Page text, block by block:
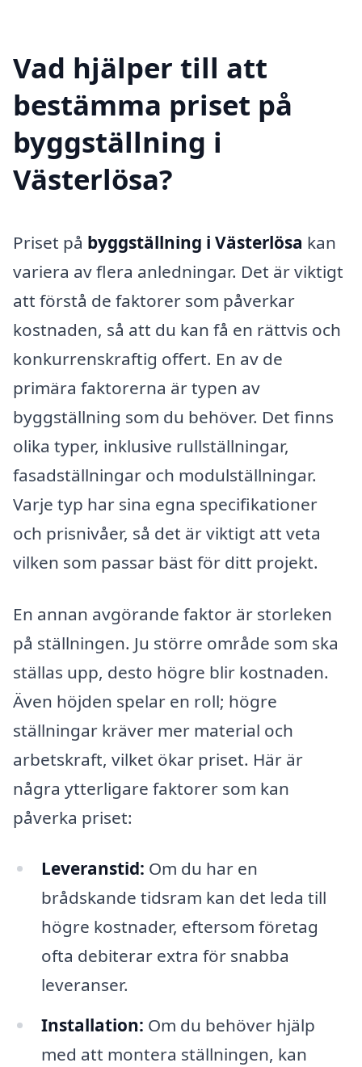
Vad hjälper till att
bestämma priset på
byggställning i
Västerlösa?
Priset på byggställning i Västerlösa kan
variera av flera anledningar. Det är viktigt
att förstå de faktorer som påverkar
kostnaden, så att du kan få en rättvis och
konkurrenskraftig offert. En av de
primära faktorerna är typen av
byggställning som du behöver. Det finns
olika typer, inklusive rullställningar,
fasadställningar och modulställningar.
Varje typ har sina egna specifikationer
och prisnivåer, så det är viktigt att veta
vilken som passar bäst för ditt projekt.
En annan avgörande faktor är storleken
på ställningen. Ju större område som ska
ställas upp, desto högre blir kostnaden.
Även höjden spelar en roll; högre
ställningar kräver mer material och
arbetskraft, vilket ökar priset. Här är
några ytterligare faktorer som kan
påverka priset:
Leveranstid: Om du har en
brådskande tidsram kan det leda till
högre kostnader, eftersom företag
ofta debiterar extra för snabba
leveranser.
Installation: Om du behöver hjälp
med att montera ställningen, kan